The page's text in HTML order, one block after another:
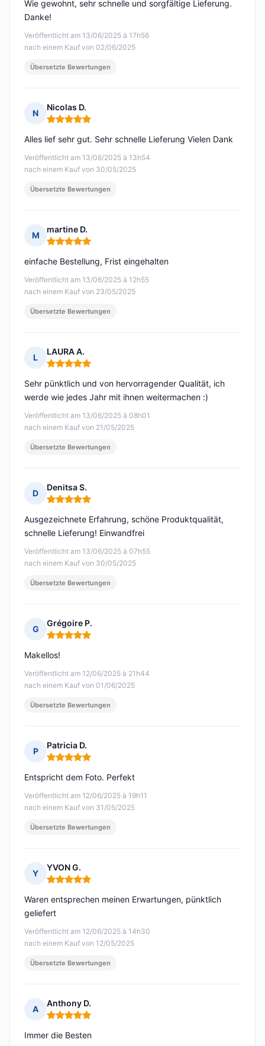
Veröffentlicht am 13/06/2025 à 17h56
nach einem Kauf von 02/06/2025
Wie gewohnt, sehr schnelle und sorgfältige Lieferung.
Danke!
Übersetzte Bewertungen
N
Nicolas D.
Hinweis: 5 von 5
Veröffentlicht am 13/06/2025 à 13h54
nach einem Kauf von 30/05/2025
Alles lief sehr gut. Sehr schnelle Lieferung Vielen Dank
Übersetzte Bewertungen
M
martine D.
Hinweis: 5 von 5
Veröffentlicht am 13/06/2025 à 12h55
nach einem Kauf von 23/05/2025
einfache Bestellung, Frist eingehalten
Übersetzte Bewertungen
L
LAURA A.
Hinweis: 5 von 5
Veröffentlicht am 13/06/2025 à 08h01
nach einem Kauf von 21/05/2025
Sehr pünktlich und von hervorragender Qualität, ich
werde wie jedes Jahr mit ihnen weitermachen :)
Übersetzte Bewertungen
D
Denitsa S.
Hinweis: 5 von 5
Veröffentlicht am 13/06/2025 à 07h55
nach einem Kauf von 30/05/2025
Ausgezeichnete Erfahrung, schöne Produktqualität,
schnelle Lieferung! Einwandfrei
Übersetzte Bewertungen
G
Grégoire P.
Hinweis: 5 von 5
Veröffentlicht am 12/06/2025 à 21h44
nach einem Kauf von 01/06/2025
Makellos!
Übersetzte Bewertungen
P
Patricia D.
Hinweis: 5 von 5
Veröffentlicht am 12/06/2025 à 19h11
nach einem Kauf von 31/05/2025
Entspricht dem Foto. Perfekt
Übersetzte Bewertungen
Y
YVON G.
Hinweis: 5 von 5
Veröffentlicht am 12/06/2025 à 14h30
nach einem Kauf von 12/05/2025
Waren entsprechen meinen Erwartungen, pünktlich
geliefert
Übersetzte Bewertungen
A
Anthony D.
Hinweis: 5 von 5
Immer die Besten